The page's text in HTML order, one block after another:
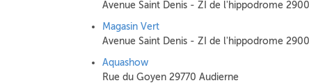
Avenue Saint Denis - ZI de l'hippodrome
Magasin Vert
Avenue Saint Denis - ZI de l'hippodrome
Aquashow
Rue du Goyen 29770 Audierne